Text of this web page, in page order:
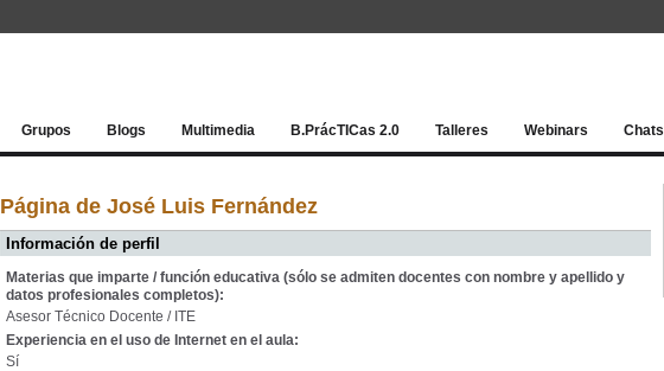
Grupos Blogs Multimedia B.PrácTICas 2.0 Talleres Webinars Chats
Página de José Luis Fernández
Información de perfil
Materias que imparte / función educativa (sólo se admiten docentes con nombre y apellido y
datos profesionales completos):
Asesor Técnico Docente / ITE
Experiencia en el uso de Internet en el aula:
Sí